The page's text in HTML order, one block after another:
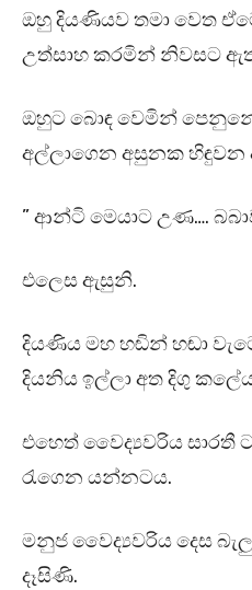
ඔහු දියණියව තමා වෙත
උත්සාහ කරමින් නිවසට
ඔහුට බොඳ වෙමින්
අල්ලාගෙන අසුනක හිඳුවන
” ආන්ටි මෙයාට උණ….
එලෙස ඇසුනි.
දියණිය මහ හඬින් හඬා
දියනිය ඉල්ලා අත දිගු
එහෙත් වෛද්‍යවරිය සාරතී
රැගෙන යන්නටය.
මනුජ වෛද්‍යවරිය දෙස
දෑසිණි.